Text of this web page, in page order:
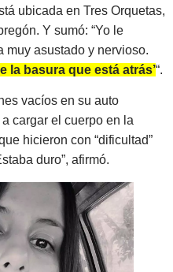
ubicada en Tres Orquetas,
Y sumó: “Yo le
muy asustado y nervioso.
la basura que está atrás’“.
vacíos en su auto
cargar el cuerpo en la
hicieron con “dificultad”
duro”, afirmó.